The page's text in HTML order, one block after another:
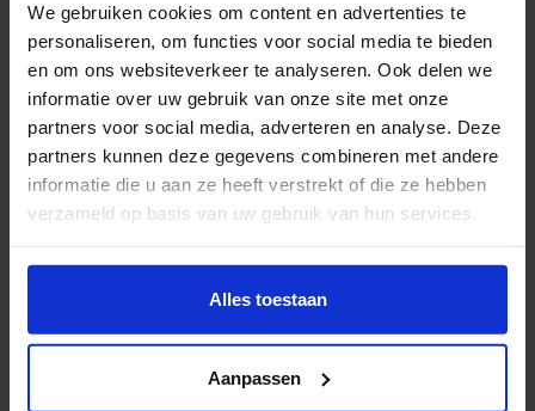
We gebruiken cookies om content en advertenties te
personaliseren, om functies voor social media te bieden
en om ons websiteverkeer te analyseren. Ook delen we
informatie over uw gebruik van onze site met onze
partners voor social media, adverteren en analyse. Deze
partners kunnen deze gegevens combineren met andere
informatie die u aan ze heeft verstrekt of die ze hebben
verzameld op basis van uw gebruik van hun services.
Wil je meer weten of de voorkeur aanpassen, bekijk dan
https://www.hku.nl/privacy-statement-en-
Alles toestaan
Aanpassen
kunnen we onze meeloopdagen nóg persoonlijker
maken.
Aanmelden
Wij vinden het belangrijk om het hele jaar door
mogelijkheid hebt om onze opleiding beter te leren
kennen.